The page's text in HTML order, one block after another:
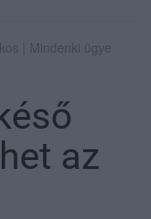
| Mindenki ügye
az